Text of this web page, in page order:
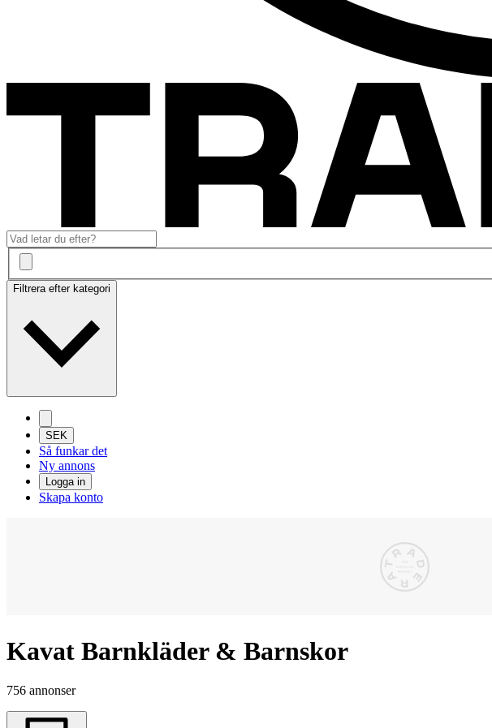
Filtrera efter kategori
SEK
Så funkar det
Ny annons
Logga in
Skapa konto
Kavat Barnkläder & Barnskor
756 annonser